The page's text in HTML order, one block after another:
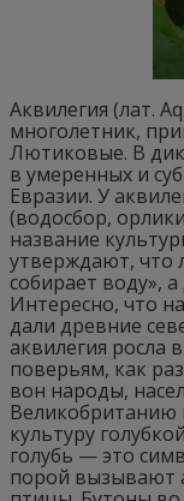
Аквилегия (лат.
многолетник,
Лютиковые. В
в умеренных и
Евразии. У
(водосбор,
название
утверждают, что
собирает воду»,
Интересно, что
дали древние
аквилегия росла
поверьям, как
вон народы,
Великобританию
культуру
голубь — это
порой вызывают